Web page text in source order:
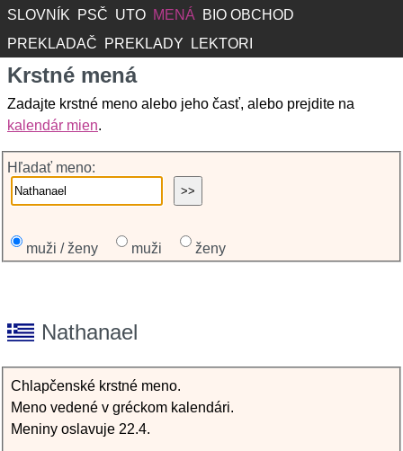
SLOVNÍK PSČ UTO MENÁ
BIO OBCHOD
PREKLADAČ
PREKLADY LEKTORI
Krstné mená
Zadajte krstné meno alebo jeho časť, alebo prejdite na
kalendár mien.
Hľadať meno:
muži / ženy muži ženy
Nathanael
Chlapčenské krstné meno.
Meno vedené v gréckom kalendári.
Meniny oslavuje 22.4.